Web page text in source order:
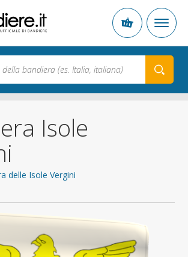
Isole
delle Isole Vergini